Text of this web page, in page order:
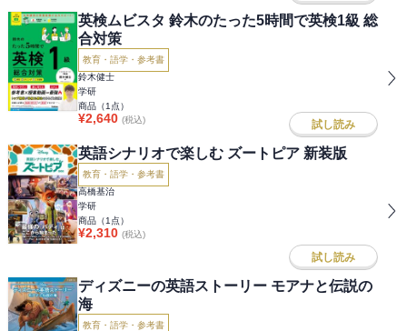
英検ムビスタ 鈴木のたった5時間で英検1級 総
合対策
教育・語学・参考書
鈴木健士
学研
商品（1 点）
¥2,640 (税込) 試し読み
英語シナリオで楽しむ ズートピア 新装版
教育・語学・参考書
高橋基治
学研
商品（1 点）
¥2,310 (税込)
試し読み
ディズニーの英語ストーリー モアナと伝説の
海
教育・語学・参考書